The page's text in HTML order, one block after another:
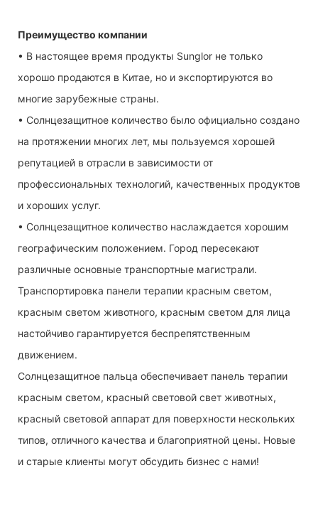
Преимущество компании
• В настоящее время продукты Sunglor не только
хорошо продаются в Китае, но и экспортируются во
многие зарубежные страны.
• Солнцезащитное количество было официально создано
на протяжении многих лет, мы пользуемся хорошей
репутацией в отрасли в зависимости от
профессиональных технологий, качественных продуктов
и хороших услуг.
• Солнцезащитное количество наслаждается хорошим
географическим положением. Город пересекают
различные основные транспортные магистрали.
Транспортировка панели терапии красным светом,
красным светом животного, красным светом для лица
настойчиво гарантируется беспрепятственным
движением.
Солнцезащитное пальца обеспечивает панель терапии
красным светом, красный световой свет животных,
красный световой аппарат для поверхности нескольких
типов, отличного качества и благоприятной цены. Новые
и старые клиенты могут обсудить бизнес с нами!